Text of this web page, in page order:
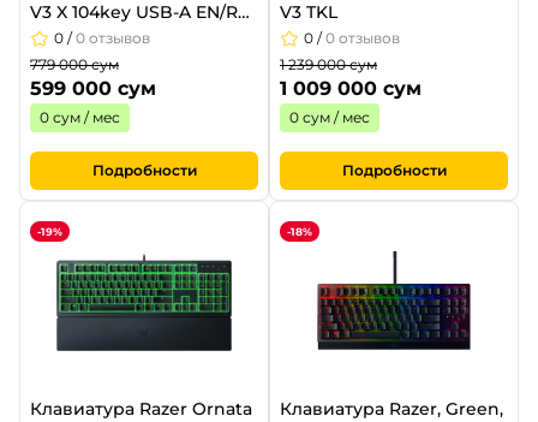
V3 X 104key USB-A EN/RU
RGB black
0 /0 отзывов
779 000 сум
599 000 сум
0 сум / мес
Подробности
V3 TKL
0 /0 отзывов
1 239 000 сум
1 009 000 сум
0 сум / мес
Подробности
-19%
Клавиатура Razer Ornata
-18%
Клавиатура Razer, Green,